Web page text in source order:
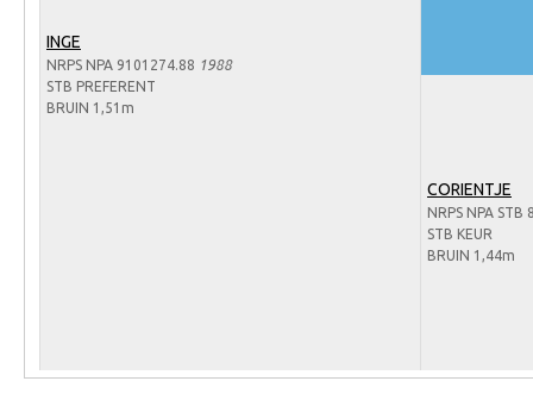
Informatie aan je paard of pony toevoegen
Onze fokkerij
INGE
NRPS NPA 9101274.88 1988
STB PREFERENT
BRUIN 1,51m
CORIENTJE
NRPS NPA STB
STB KEUR
BRUIN 1,44m